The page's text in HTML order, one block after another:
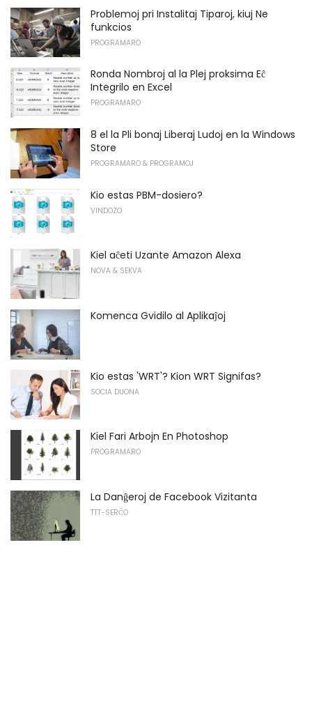
Problemoj pri Instalitaj Tiparoj, kiuj Ne
funkcios
PROGRAMARO
Ronda Nombroj al la Plej proksima Eĉ
Integrilo en Excel
PROGRAMARO
8 el la Pli bonaj Liberaj Ludoj en la Windows
Store
PROGRAMARO & PROGRAMOJ
Kio estas PBM-dosiero?
VINDOZO
Kiel aĉeti Uzante Amazon Alexa
NOVA & SEKVA
Komenca Gvidilo al Aplikaĵoj
Kio estas 'WRT'? Kion WRT Signifas?
SOCIA DUONA
Kiel Fari Arbojn En Photoshop
PROGRAMARO
La Danĝeroj de Facebook Vizitanta
TTT-SERĈO